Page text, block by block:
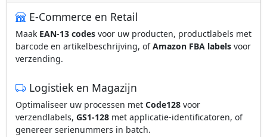
E-Commerce en Retail
Maak EAN-13 codesvoor uw producten, productlabels met
barcode en artikelbeschrijving, ofAmazon FBA labelsvoor
verzending.
Logistiek en Magazijn
Optimaliseer uw processen met Code128voor
verzendlabels, GS1-128met applicatie-identificatoren, of
genereer serienummers in batch.